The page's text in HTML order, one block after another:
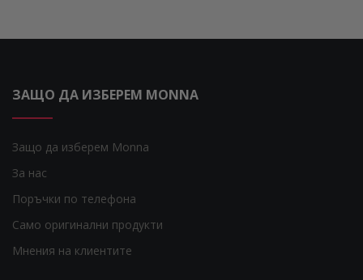
ЗАЩО ДА ИЗБЕРЕМ MONNA
Защо да изберем Monna
За нас
Поръчки по телефона
Само оригинални продукти
Мнения на клиентите